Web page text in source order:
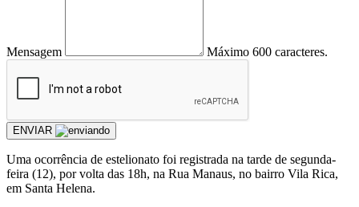
Mensagem Máximo 600 caracteres.
ENVIAR
Uma ocorrência de estelionato foi registrada na tarde de segunda-
feira (12), por volta das 18h, na Rua Manaus, no bairro Vila Rica,
em Santa Helena.